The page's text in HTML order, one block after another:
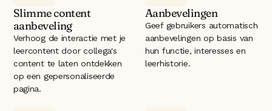
Slimme content
aanbeveling
Verhoog de interactie met je
leercontent door collega's
content te laten ontdekken
op een gepersonaliseerde
pagina.
Aanbevelingen
Geef gebruikers automatisch
aanbevelingen op basis van
hun functie, interesses en
leerhistorie.